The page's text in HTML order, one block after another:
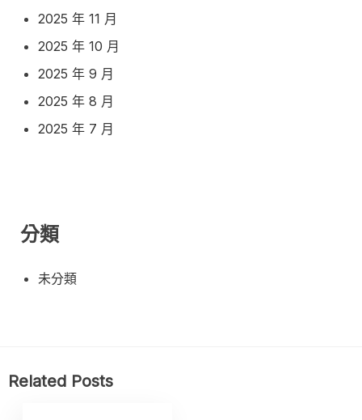
2025 年 11 月
2025 年 10 月
2025 年 9 月
2025 年 8 月
2025 年 7 月
分類
未分類
Related Posts